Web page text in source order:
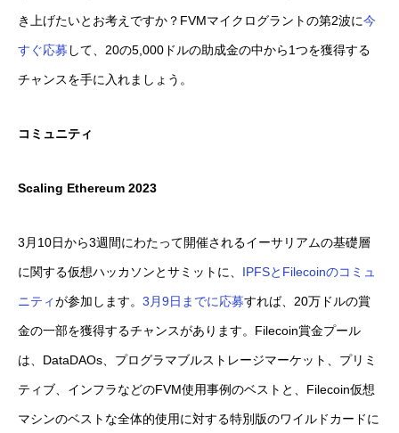
き上げたいとお考えですか？FVMマイクログラントの第2波に今
すぐ応募 して、20の5,000ドルの助成金の中から1つを獲得する
チャンスを手に入れましょう。
コミュニティ
Scaling Ethereum 2023
3月10日から3週間にわたって開催されるイーサリアムの基礎層
に関する仮想ハッカソンとサミットに、 IPFSとFilecoinのコミュ
ニティが参加します。 3月9日までに応募すれば、20万ドルの賞
金の一部を獲得するチャンスがあります。Filecoin賞金プール
は、DataDAOs、プログラマブルストレージマーケット、プリミ
ティブ、インフラなどのFVM使用事例のベストと、Filecoin仮想
マシンのベストな全体的使用に対する特別版のワイルドカードに